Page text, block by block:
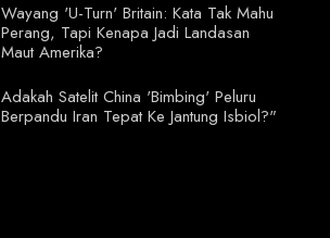
Wayang 'U-Turn' Britain: Kata Tak Mahu
Perang, Tapi Kenapa Jadi Landasan
Maut Amerika?
Adakah Satelit China 'Bimbing' Peluru
Berpandu Iran Tepat Ke Jantung Isbiol?"